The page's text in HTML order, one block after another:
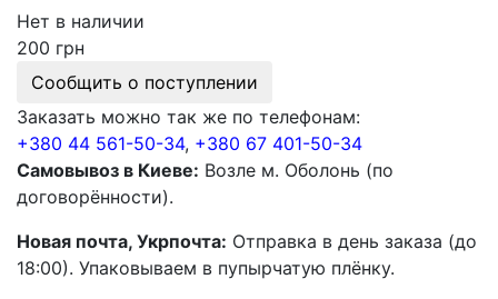
Нет в наличии
200 грн
Сообщить о поступлении
Заказать можно так же по телефонам:
+380 44 561-50-34, +380 67 401-50-34
Самовывоз в Киеве: Возле м. Оболонь (по
договорённости).
Новая почта, Укрпочта: Отправка в день заказа (до
18:00). Упаковываем в пупырчатую плёнку.